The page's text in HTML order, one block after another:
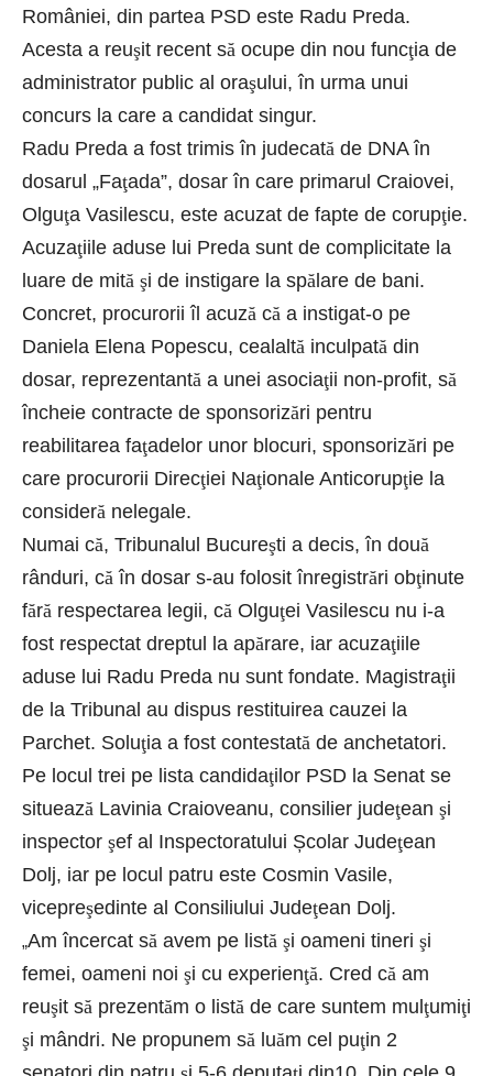
României, din partea PSD este Radu Preda.
Acesta a reuşit recent să ocupe din nou funcţia de
administrator public al oraşului, în urma unui
concurs la care a candidat singur.
Radu Preda a fost trimis în judecată de DNA în
dosarul „Faţada”, dosar în care primarul Craiovei,
Olguţa Vasilescu, este acuzat de fapte de corupţie.
Acuzaţiile aduse lui Preda sunt de complicitate la
luare de mită şi de instigare la spă lare de bani.
Concret, procurorii îl acuză că a instigat-o pe
Daniela Elena Popescu, cealaltă inculpată din
dosar, reprezentantă a unei asociaţii non-profit, să
încheie contracte de sponsorizări pentru
reabilitarea faţadelor unor blocuri, sponsorizări pe
care procurorii Direcţiei Naţionale Anticorupţie la
consideră nelegale.
Numai că, Tribunalul Bucureşti a decis, în două
rânduri, că în dosar s-au folosit înregistrări obţinute
fără respectarea legii, că Olguţei Vasilescu nu i-a
fost respectat dreptul la apărare, iar acuzaţiile
aduse lui Radu Preda nu sunt fondate. Magistraţii
de la Tribunal au dispus restituirea cauzei la
Parchet. Soluţia a fost contestată de anchetatori.
Pe locul trei pe lista candidaţilor PSD la Senat se
situează Lavinia Craioveanu, consilier judeţean şi
inspector şef al Inspectoratului Școlar Judeţean
Dolj, iar pe locul patru este Cosmin Vasile,
vicepreşedinte al Consiliului Judeţean Dolj.
„Am încercat să avem pe listă şi oameni tineri şi
femei, oameni noi şi cu experienţă. Cred că am
reuşit să prezentăm o listă de care suntem mul ţumiţi
şi mândri. Ne propunem să luăm cel puţin 2